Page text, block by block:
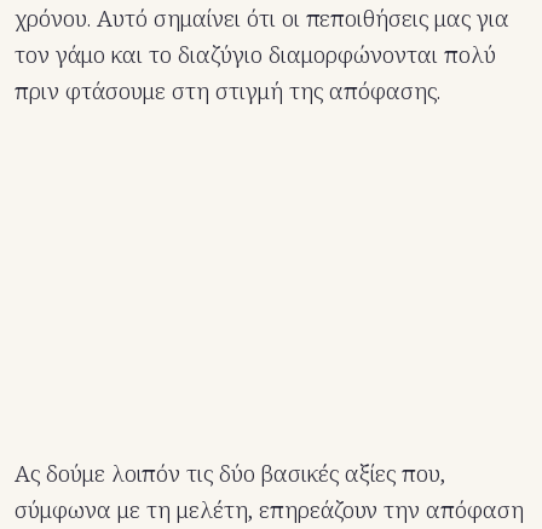
χρόνου. Αυτό σημαίνει ότι οι πεποιθήσεις μας για
τον γάμο και το διαζύγιο διαμορφώνονται πολύ
πριν φτάσουμε στη στιγμή της απόφασης.
Ας δούμε λοιπόν τις δύο βασικές αξίες που,
σύμφωνα με τη μελέτη, επηρεάζουν την απόφαση